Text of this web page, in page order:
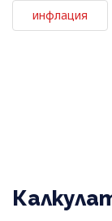
инфлация